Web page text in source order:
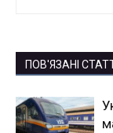
ПОВ'ЯЗАНІ